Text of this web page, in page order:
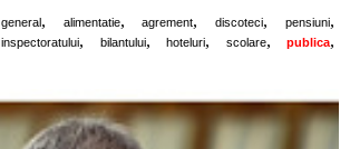
general, alimentatie, agrement, discoteci, pensiuni,
inspectoratului, bilantului, hoteluri, scolare, publica,